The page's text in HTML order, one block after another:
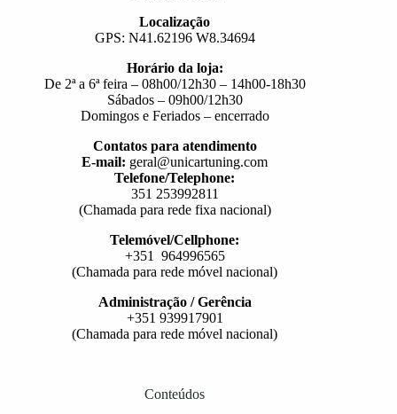
Localização
GPS: N41.62196 W8.34694
Horário da loja:
De 2ª a 6ª feira – 08h00/12h30 – 14h00-18h30
Sábados – 09h00/12h30
Domingos e Feriados – encerrado
Contatos para atendimento
E-mail: geral@unicartuning.com
Telefone/Telephone:
351 253992811
(Chamada para rede fixa nacional)
Telemóvel/Cellphone:
+351 964996565
(Chamada para rede móvel nacional)
Administração / Gerência
+351 939917901
(Chamada para rede móvel nacional)
Conteúdos